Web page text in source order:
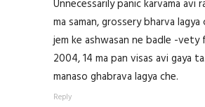
ma saman, grossery bharva
jem ke ashwasan ne badle -vety
2004, 14 ma pan visas avi gaya
manaso ghabrava lagya che.
Reply